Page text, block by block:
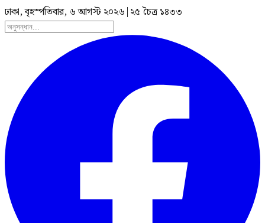
ঢাকা, বৃহস্পতিবার, ৬ আগস্ট ২০২৬ | ২৫ চৈত্র ১৪৩৩